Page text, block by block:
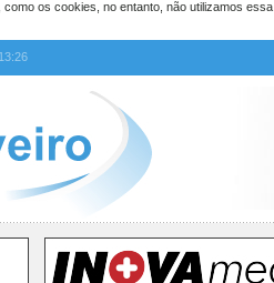
como os cookies, no entanto, não utilizamos
13:26